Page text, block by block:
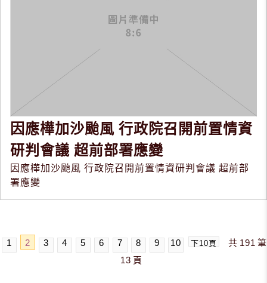
因應樺加沙颱風 行政院召開前置情資
研判會議 超前部署應變
因應樺加沙颱風 行政院召開前置情資研判會議 超前部
署應變
1 2 3 4 5 6 7 8 9 10 下10頁 共 191 筆
13 頁